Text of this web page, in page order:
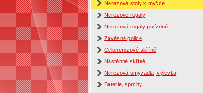
Nerezové stoly k myčce
Nerezové regály
Nerezové regály pojízdné
Závěsné police
Celonerezové skříně
Nástěnné skříně
Nerezová umyvadla, výlevka
Baterie, sprchy